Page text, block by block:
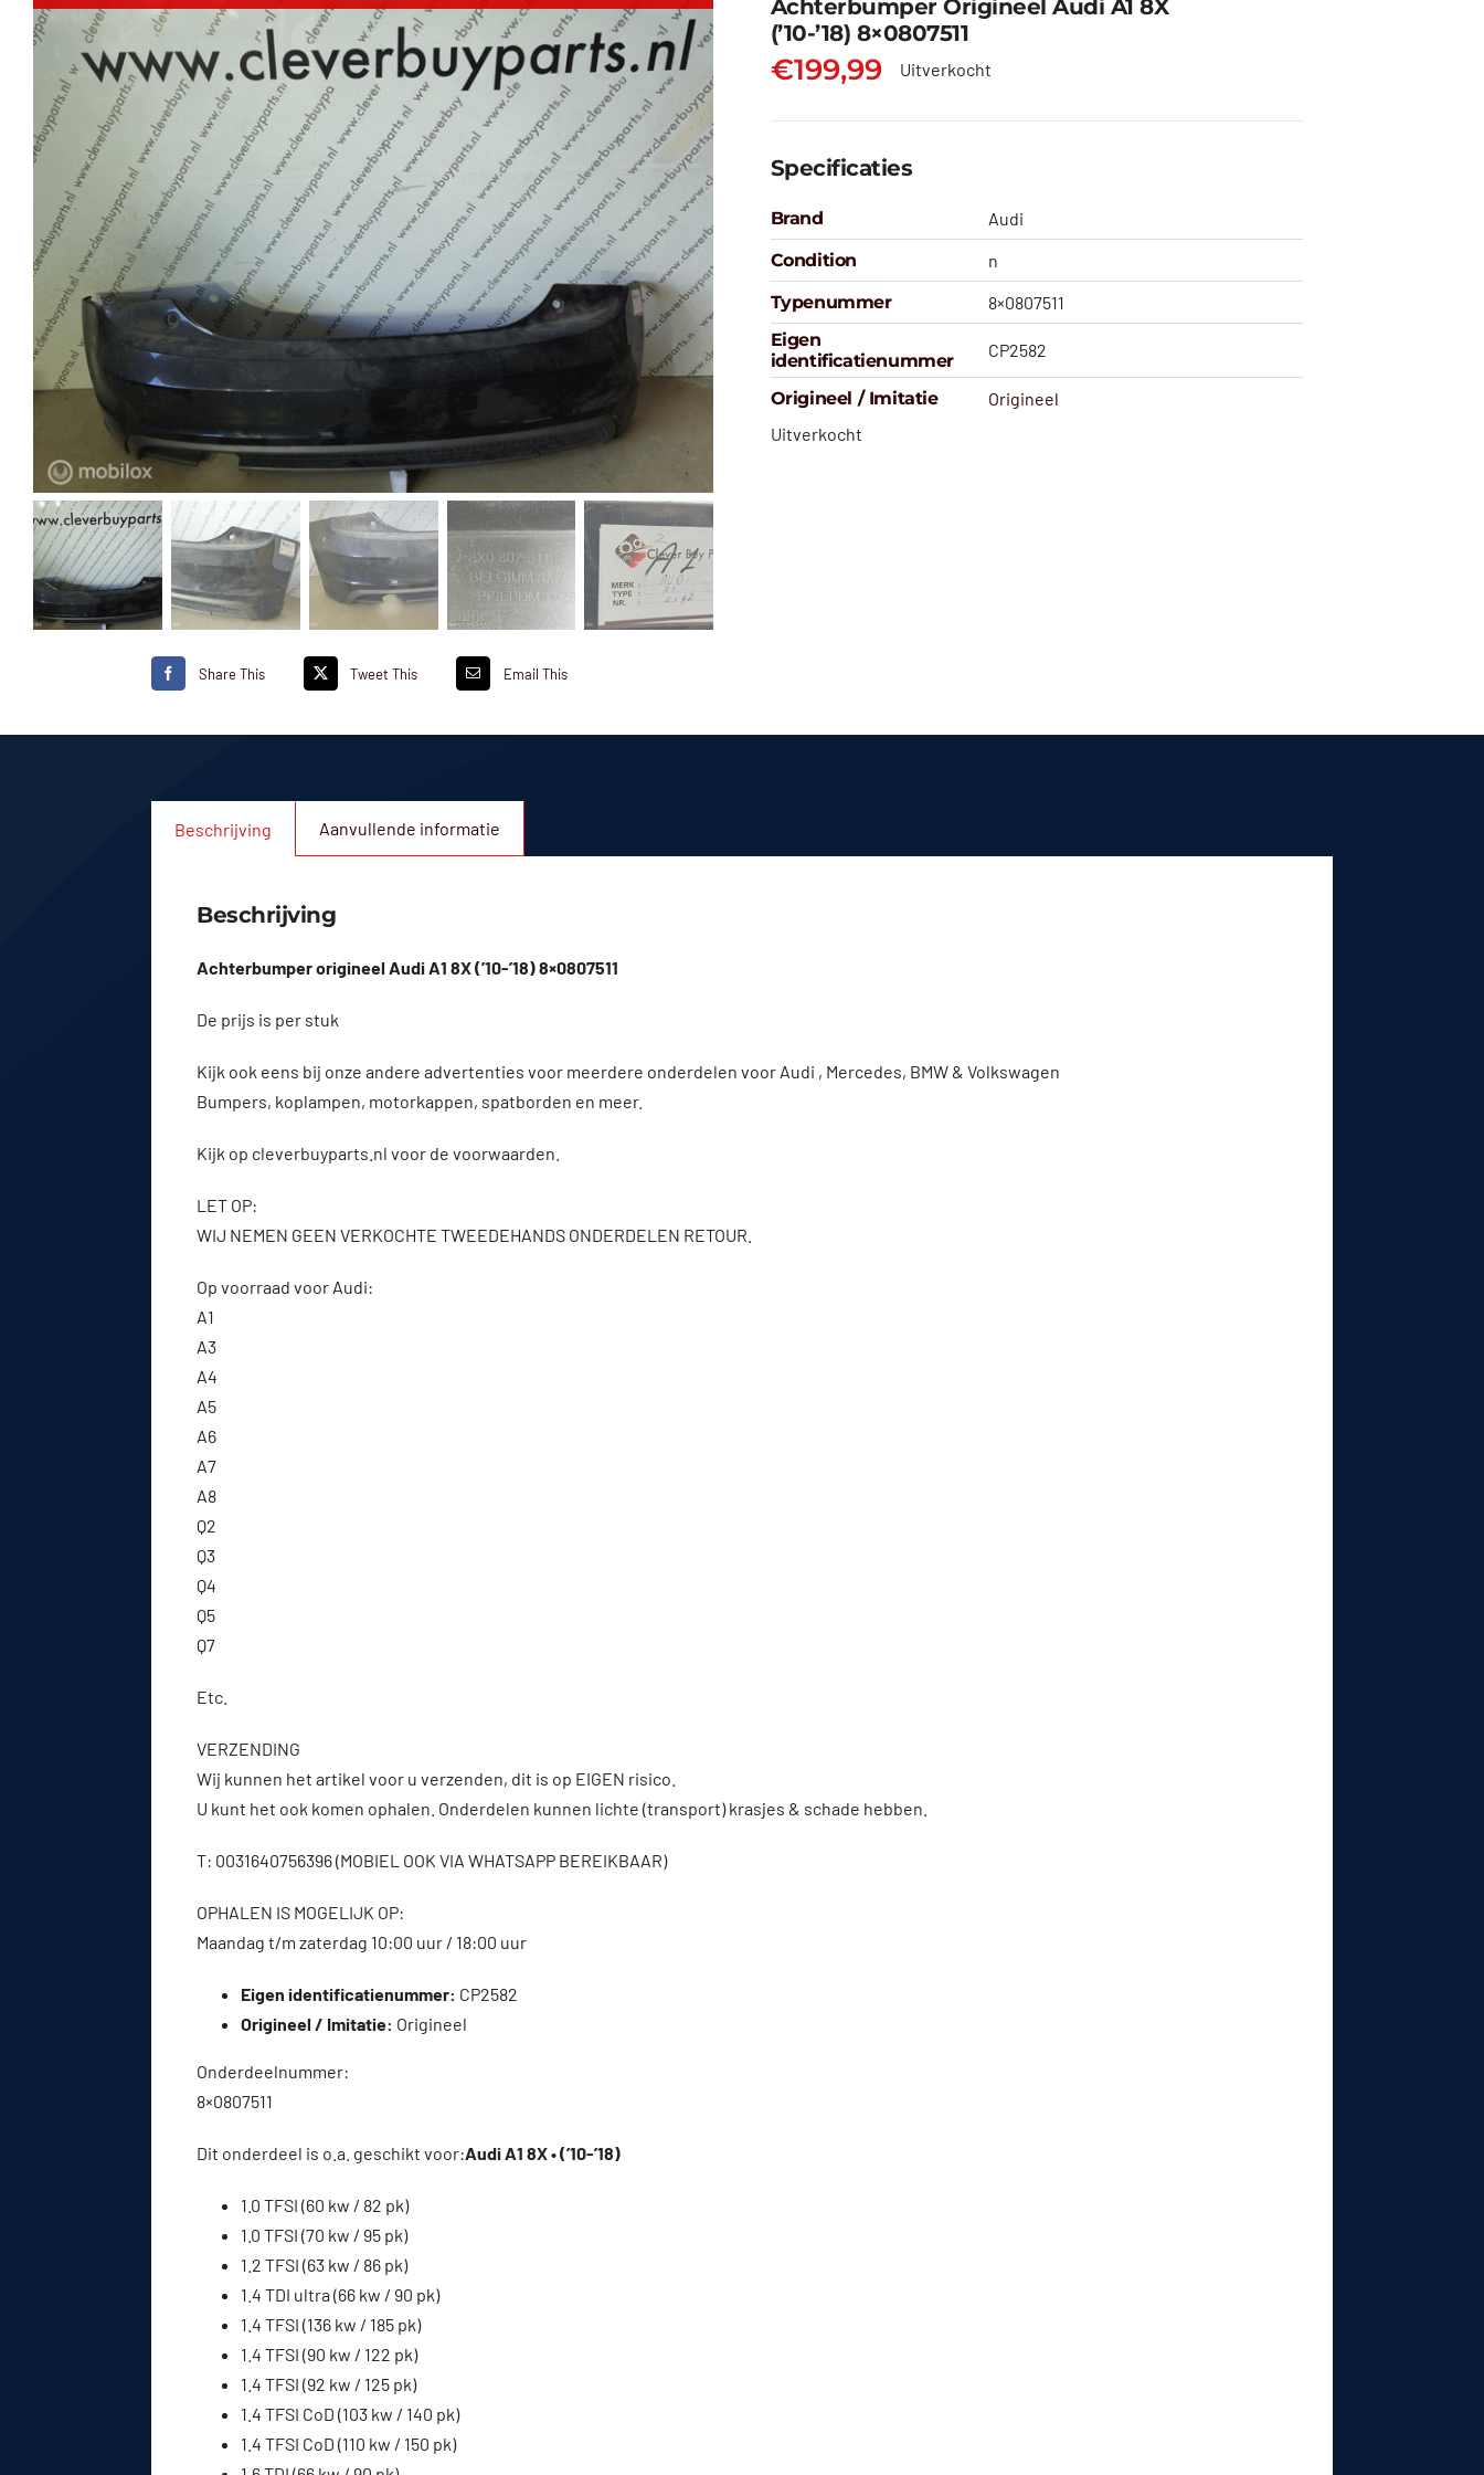
Share This Tweet This Email This
Achterbumper Origineel Audi A1 8X
(’10-’18) 8×0807511
€199,99 Uitverkocht
Specificaties
Brand
Audi
Condition
n
Typenummer
8×0807511
Eigen
identificatienummer
CP2582
Origineel / Imitatie
Origineel
Uitverkocht
Beschrijving Aanvullende informatie
Beschrijving
Achterbumper origineel Audi A1 8X (’10-’18) 8×0807511
De prijs is per stuk
Kijk ook eens bij onze andere advertenties voor meerdere onderdelen voor Audi , Mercedes, BMW & Volkswagen
Bumpers, koplampen, motorkappen, spatborden en meer.
Kijk op cleverbuyparts.nl voor de voorwaarden.
LET OP:
WIJ NEMEN GEEN VERKOCHTE TWEEDEHANDS ONDERDELEN RETOUR.
Op voorraad voor Audi:
A1
A3
A4
A5
A6
A7
A8
Q2
Q3
Q4
Q5
Q7
Etc.
VERZENDING
Wij kunnen het artikel voor u verzenden, dit is op EIGEN risico.
U kunt het ook komen ophalen. Onderdelen kunnen lichte (transport) krasjes & schade hebben.
T: 0031640756396 (MOBIEL OOK VIA WHATSAPP BEREIKBAAR)
OPHALEN IS MOGELIJK OP:
Maandag t/m zaterdag 10:00 uur / 18:00 uur
Eigen identificatienummer: CP2582
Origineel / Imitatie: Origineel
Onderdeelnummer:
8×0807511
Dit onderdeel is o.a. geschikt voor:Audi A1 8X • (’10-’18)
1.0 TFSI (60 kw / 82 pk)
1.0 TFSI (70 kw / 95 pk)
1.2 TFSI (63 kw / 86 pk)
1.4 TDI ultra (66 kw / 90 pk)
1.4 TFSI (136 kw / 185 pk)
1.4 TFSI (90 kw / 122 pk)
1.4 TFSI (92 kw / 125 pk)
1.4 TFSI CoD (103 kw / 140 pk)
1.4 TFSI CoD (110 kw / 150 pk)